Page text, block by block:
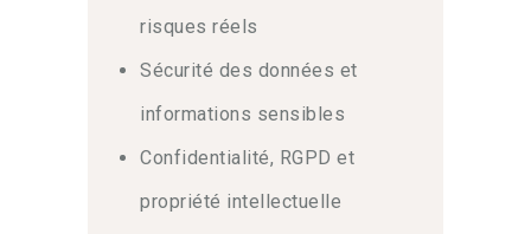
risques réels
Sécurité des données et
informations sensibles
Confidentialité, RGPD et
propriété intellectuelle